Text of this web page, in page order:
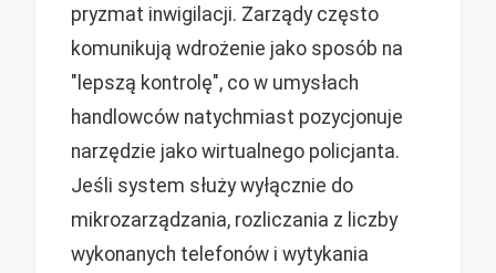
pryzmat inwigilacji. Zarządy często
komunikują wdrożenie jako sposób na
"lepszą kontrolę", co w umysłach
handlowców natychmiast pozycjonuje
narzędzie jako wirtualnego policjanta.
Jeśli system służy wyłącznie do
mikrozarządzania, rozliczania z liczby
wykonanych telefonów i wytykania